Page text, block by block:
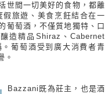
世間一切美好的食物，都離
旅遊、美食烹飪結合在一
葡萄酒，不僅質地獨特、口
造精品Shiraz、Cabernet
葡萄酒受到廣大消費者青
。
Bazzani既為莊主，也是酒